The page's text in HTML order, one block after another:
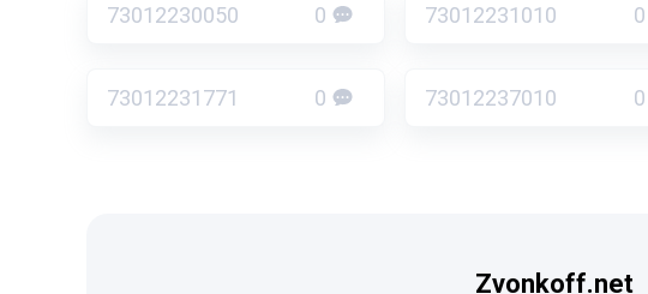
73012230050 0 73012231010 0
73012231771 0 73012237010 0
Zvonkoff.net